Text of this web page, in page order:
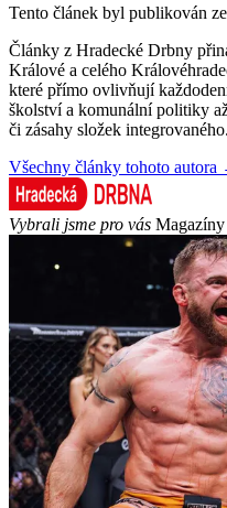
Tento článek byl publikován
Články z Hradecké Drbny
Králové a celého
které přímo ovlivňují
školství a komunální politiky
či zásahy složek
Všechny články tohoto autora
Vybrali jsme pro vás